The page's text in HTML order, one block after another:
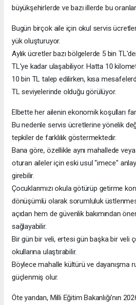
büyükşehirlerde ve bazı illerde bu
Bugün birçok aile için okul servis
yük oluşturuyor.
Aylık ücretler bazı bölgelerde 5 bin
TL'ye kadar ulaşabiliyor. Hatta 10
10 bin TL talep edilirken, kısa
TL seviyelerinde olduğu görülüyor.
Elbette her ailenin ekonomik koşulları
Bu nedenle servis ücretlerine yönelik
tepkiler de farklılık göstermektedir.
Bana göre, özellikle aynı mahallede
oturan aileler için eski usul "imece"
girebilir.
Çocuklarımızı okula götürüp getirme
dönüşümlü olarak sorumluluk
açıdan hem de güvenlik bakımından
sağlayabilir.
Bir gün bir veli, ertesi gün başka bir veli
okullarına ulaştırabilir.
Böylece mahalle kültürü ve dayanışma
güçlenmiş olur.
Öte yandan, Milli Eğitim Bakanlığı'nın